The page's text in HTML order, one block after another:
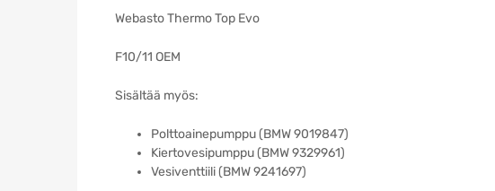
Webasto Thermo Top Evo
F10/11 OEM
Sisältää myös:
Polttoainepumppu (BMW 9019847)
Kiertovesipumppu (BMW 9329961)
Vesiventtiili (BMW 9241697)